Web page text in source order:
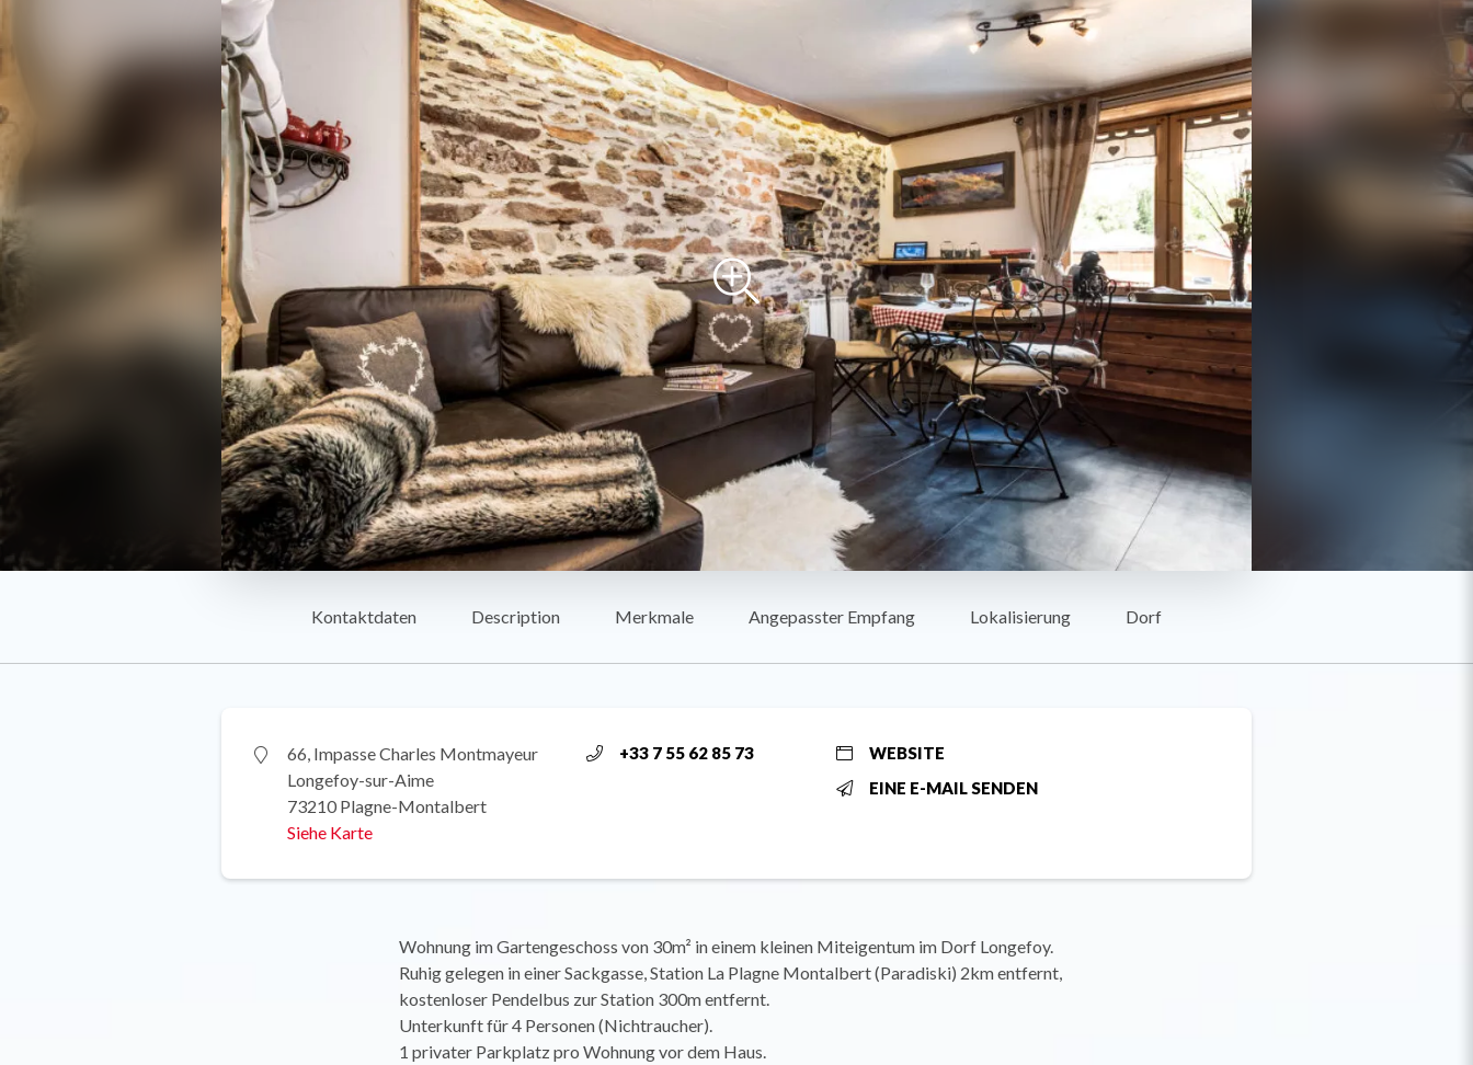
Kontaktdaten Description Merkmale Angepasster Empfang Lokalisierung Dorf
66, Impasse Charles Montmayeur
Longefoy-sur-Aime
73210 Plagne-Montalbert
Siehe Karte
+33 7 55 62 85 73
WEBSITE
EINE E-MAIL SENDEN
Wohnung im Gartengeschoss von 30m² in einem kleinen Miteigentum im Dorf Longefoy.
Ruhig gelegen in einer Sackgasse, Station La Plagne Montalbert (Paradiski) 2km entfernt,
kostenloser Pendelbus zur Station 300m entfernt.
Unterkunft für 4 Personen (Nichtraucher).
1 privater Parkplatz pro Wohnung vor dem Haus.